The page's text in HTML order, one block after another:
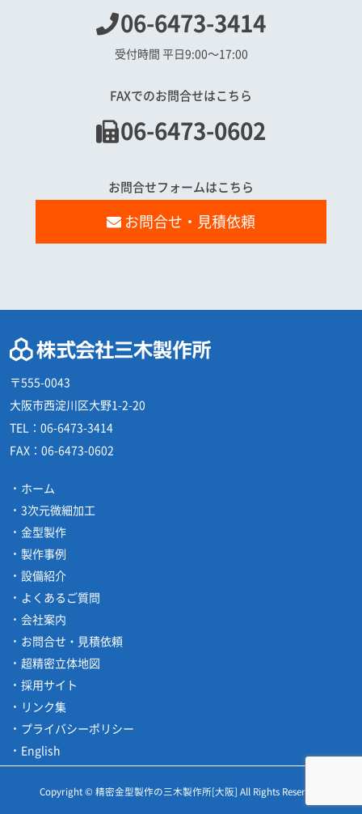
06-6473-3414
受付時間 平日9:00〜17:00
FAXでのお問合せはこちら
06-6473-0602
お問合せフォームはこちら
お問合せ・見積依頼
〒555-0043
大阪市西淀川区大野1-2-20
TEL： 06-6473-3414
FAX： 06-6473-0602
ホーム
3次元微細加工
金型製作
製作事例
設備紹介
よくあるご質問
会社案内
お問合せ・見積依頼
超精密立体地図
採用サイト
リンク集
プライバシーポリシー
English
Copyright © 精密金型製作の三木製作所[大阪] All Rights Reserved.